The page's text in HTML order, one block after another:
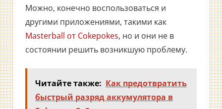
Можно, конечно воспользоваться и
другими приложениями, такими как
Masterball от Cokepokes, но и они не в
состоянии решить возникшую проблему.
Читайте также: Как предотвратить
быстрый разряд аккумулятора в